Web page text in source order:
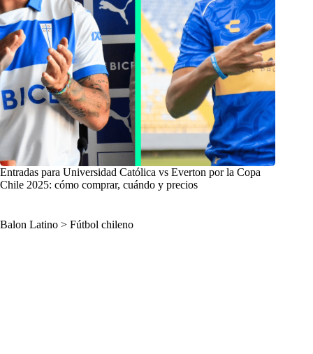
Entradas para Universidad Católica vs Everton por la Copa
Chile 2025: cómo comprar, cuándo y precios
Balon Latino > Fútbol chileno